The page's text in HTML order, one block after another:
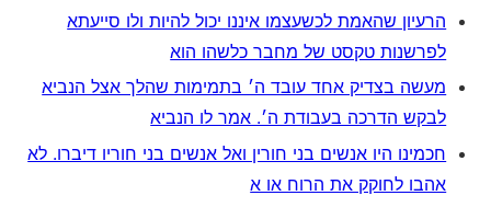
הרעיון שהאמת לכשעצמו איננו יכול להיות ולו סייעתא
לפרשנות טקסט של מחבר כלשהו הוא
מעשה בצדיק אחד עובד ה׳ בתמימות שהלך אצל הנביא
לבקש הדרכה בעבודת ה׳. אמר לו הנביא
חכמינו היו אנשים בני חורין ואל אנשים בני חוריו דיברו. לא
אהבו לחוקק את הרוח או א